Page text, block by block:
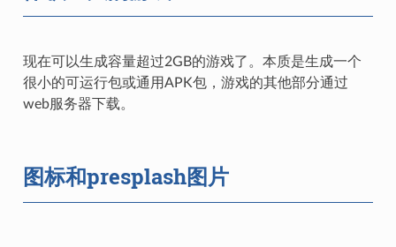
现在可以生成容量超过2GB的游戏了。本质是生成一个
很小的可运行包或通用APK包，游戏的其他部分通过
web服务器下载。
图标和presplash图片